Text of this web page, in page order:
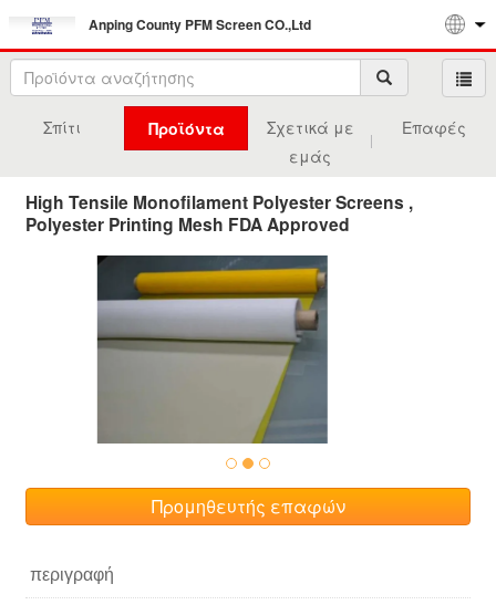
Anping County PFM Screen CO.,Ltd
Σπίτι Προϊόντα
Σχετικά με
εμάς
Επαφές
High Tensile Monofilament Polyester Screens ,
Polyester Printing Mesh FDA Approved
Προμηθευτής επαφών
περιγραφή